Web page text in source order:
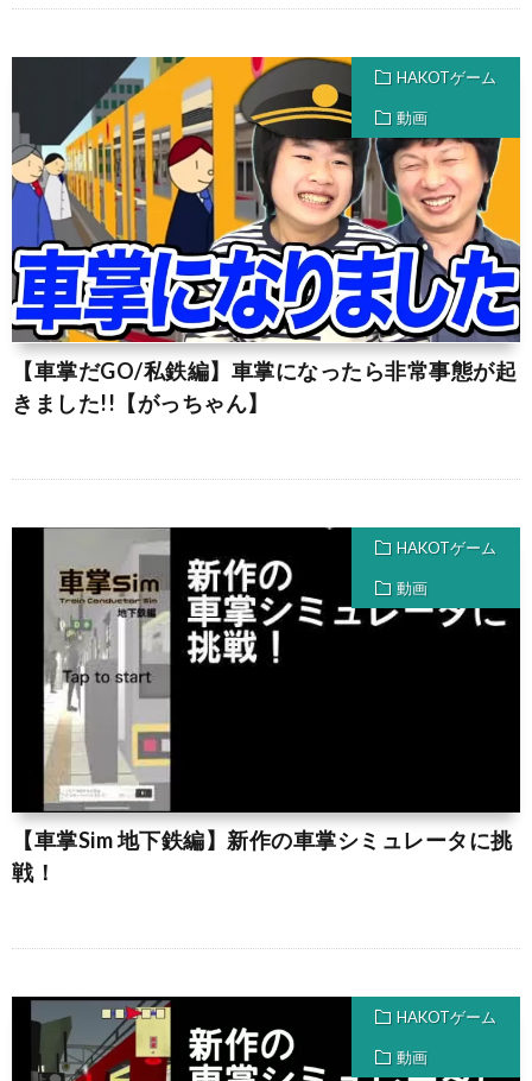
HAKOTゲーム
動画
【車掌だGO/私鉄編】車掌になったら非常事態が起
きました!!【がっちゃん】
HAKOTゲーム
動画
【車掌Sim 地下鉄編】新作の車掌シミュレータに挑
戦！
HAKOTゲーム
動画